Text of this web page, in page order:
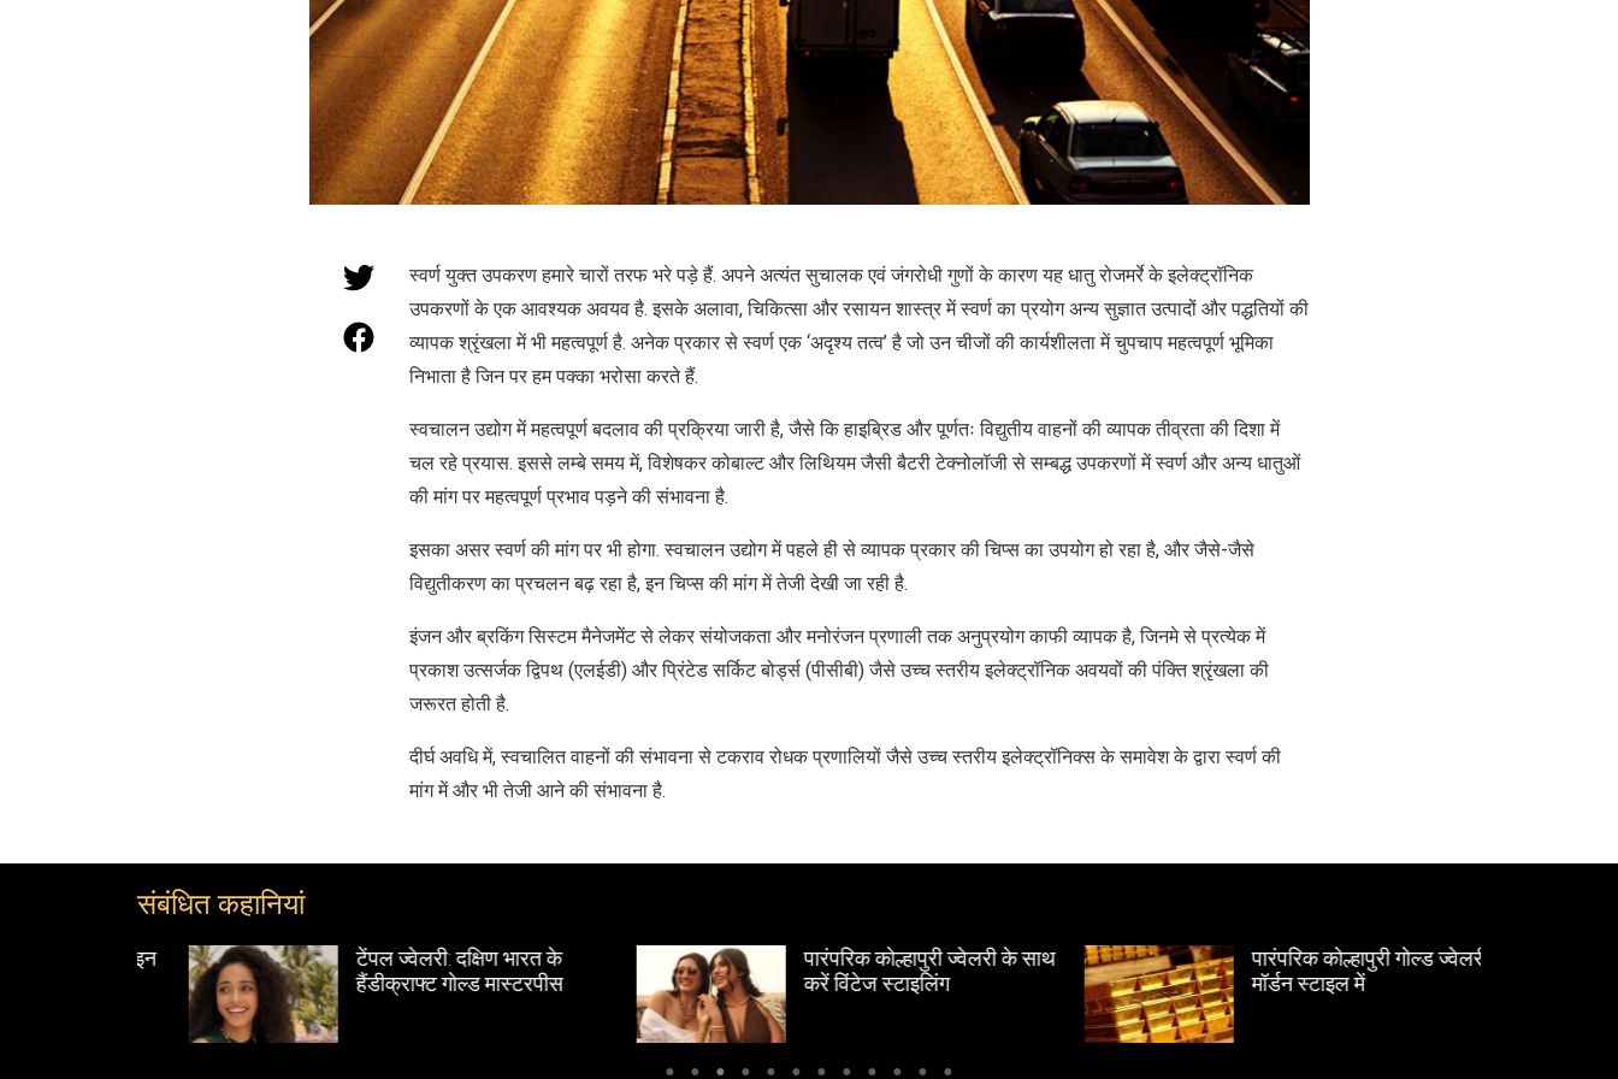
स्वर्ण युक्त उपकरण हमारे चारों तरफ भरे पड़े हैं. अपने अत्यंत सुचालक एवं जंगरोधी गुणों के कारण यह धातु रोजमर्रे के इलेक्ट्रॉनिक
उपकरणों के एक आवश्यक अवयव है. इसके अलावा, चिकित्सा और रसायन शास्त्र में स्वर्ण का प्रयोग अन्य सुज्ञात उत्पादों और पद्धतियों की
व्यापक श्रृंखला में भी महत्वपूर्ण है. अनेक प्रकार से स्वर्ण एक ‘अदृश्य तत्व’ है जो उन चीजों की कार्यशीलता में चुपचाप महत्वपूर्ण भूमिका
निभाता है जिन पर हम पक्का भरोसा करते हैं.
स्वचालन उद्योग में महत्वपूर्ण बदलाव की प्रक्रिया जारी है, जैसे कि हाइब्रिड और पूर्णतः विद्युतीय वाहनों की व्यापक तीव्रता की दिशा में
चल रहे प्रयास. इससे लम्बे समय में, विशेषकर कोबाल्ट और लिथियम जैसी बैटरी टेक्नोलॉजी से सम्बद्ध उपकरणों में स्वर्ण और अन्य धातुओं
की मांग पर महत्वपूर्ण प्रभाव पड़ने की संभावना है.
इसका असर स्वर्ण की मांग पर भी होगा. स्वचालन उद्योग में पहले ही से व्यापक प्रकार की चिप्स का उपयोग हो रहा है, और जैसे-जैसे
विद्युतीकरण का प्रचलन बढ़ रहा है, इन चिप्स की मांग में तेजी देखी जा रही है.
इंजन और ब्रकिंग सिस्टम मैनेजमेंट से लेकर संयोजकता और मनोरंजन प्रणाली तक अनुप्रयोग काफी व्यापक है, जिनमे से प्रत्येक में
प्रकाश उत्सर्जक द्विपथ (एलईडी) और प्रिंटेड सर्किट बोर्ड्स (पीसीबी) जैसे उच्च स्तरीय इलेक्ट्रॉनिक अवयवों की पंक्ति श्रृंखला की
जरूरत होती है.
दीर्घ अवधि में, स्वचालित वाहनों की संभावना से टकराव रोधक प्रणालियों जैसे उच्च स्तरीय इलेक्ट्रॉनिक्स के समावेश के द्वारा स्वर्ण की
मांग में और भी तेजी आने की संभावना है.
संबंधित कहानियां
टेंपल ज्वेलरी: दक्षिण भारत के
हैंडीक्राफ्ट गोल्ड मास्टरपीस
पारंपरिक कोल्हापुरी ज्वेलरी के साथ
करें विंटेज स्टाइलिंग
पारंपरिक कोल्हापुरी गोल्ड ज्वेलरी,
मॉर्डन स्टाइल में